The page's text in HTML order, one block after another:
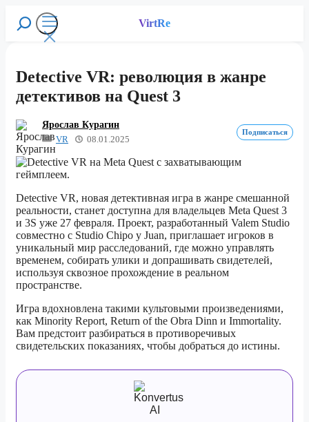
Перейти
содержимому
VirtRe
Меню
Поиск
Detective VR: революция в жанре
детективов на Quest 3
Ярослав Курагин
VR
08.01.2025
Подписаться
Detective VR, новая детективная игра в жанре смешанной
реальности, станет доступна для владельцев Meta Quest 3
и 3S уже 27 февраля. Проект, разработанный Valem Studio
совместно с Studio Chipo y Juan, приглашает игроков в
уникальный мир расследований, где можно управлять
временем, собирать улики и допрашивать свидетелей,
используя сквозное прохождение в реальном
пространстве.
Игра вдохновлена такими культовыми произведениями,
как Minority Report, Return of the Obra Dinn и Immortality.
Вам предстоит разбираться в противоречивых
свидетельских показаниях, чтобы добраться до истины.